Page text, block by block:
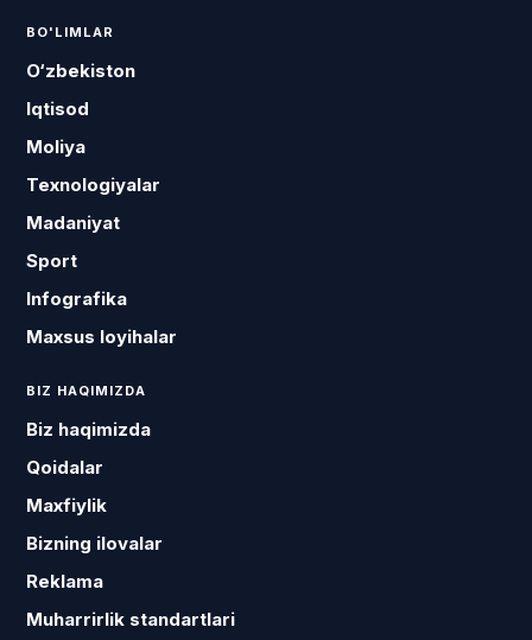
BO'LIMLAR
O‘zbekiston
Iqtisod
Moliya
Texnologiyalar
Madaniyat
Sport
Infografika
Maxsus loyihalar
BIZ HAQIMIZDA
Biz haqimizda
Qoidalar
Maxfiylik
Bizning ilovalar
Reklama
Muharrirlik standartlari